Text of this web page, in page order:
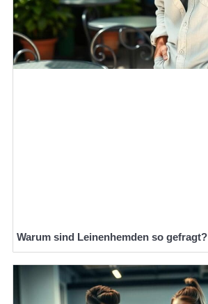
Warum sind Leinenhemden so gefragt?